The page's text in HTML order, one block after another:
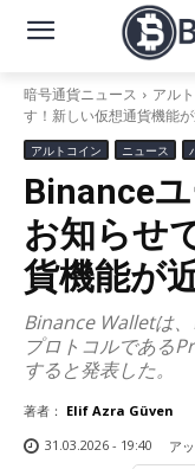
暗号通貨ニュース アル
す！新しい仮想通貨機能
アルトコイン ニュース
Binance
お知らせ
貨機能が
Binance Walletは
プロトコルである
すると発表した。
著者： Elif Azra Güven
31.03.2026 - 19:40
ア